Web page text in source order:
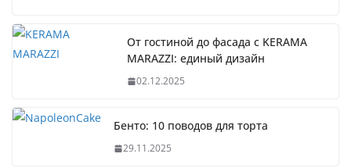
От гостиной до фасада с KERAMA
MARAZZI: единый дизайн
02.12.2025
Бенто: 10 поводов для торта
29.11.2025